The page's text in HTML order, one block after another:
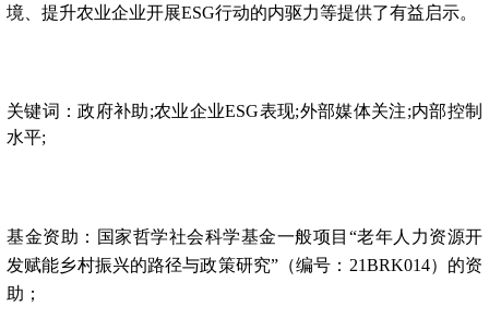
境、提升农业企业开展ESG行动的内驱力等提供了有益启示。
关键词：政府补助;农业企业ESG表现;外部媒体关注;内部控制
水平;
基金资助： 国家哲学社会科学基金一般项目“老年人力资源开
发赋能乡村振兴的路径与政策研究”（编号：21BRK014）的资
助；